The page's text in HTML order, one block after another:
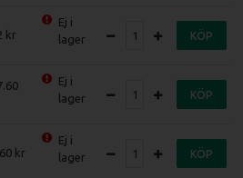
Ej i
lager
KÖP
Ej i
lager
KÖP
Ej i
lager
KÖP